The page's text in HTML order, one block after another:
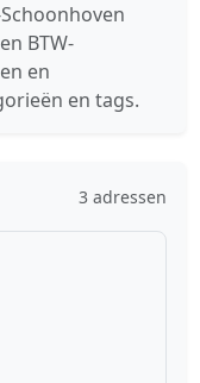
BTW-
en
en tags.
3 adressen